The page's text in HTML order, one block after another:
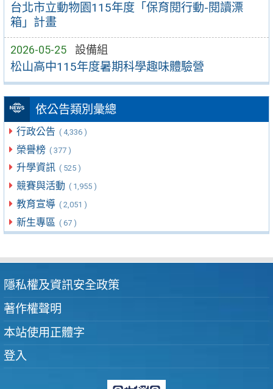
台北市立動物園115年度「保育閱行動-閱讀漂
箱」計畫
2026-05-25 設備組
松山高中115年度暑期科學趣味體驗營
依公告類別彙總
行政公告 ( 4,336 )
榮譽榜 ( 377 )
升學資訊 ( 525 )
競賽與活動 ( 1,955 )
教育宣導 ( 2,051 )
新生專區 ( 67 )
隱私權及資訊安全政策
著作權聲明
本站使用正體字
登入